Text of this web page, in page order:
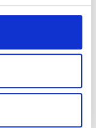
og
og tillid i
og